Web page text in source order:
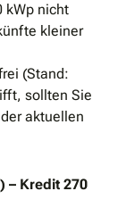
kWp nicht
kleiner
(Stand:
sollten Sie
aktuellen
– Kredit 270